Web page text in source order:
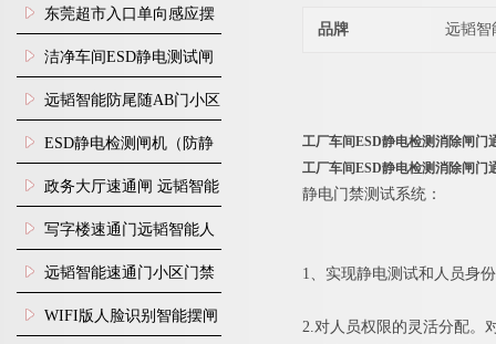
装
东莞超市入口单向感应摆
闸安装
洁净车间ESD静电测试闸
机
远韬智能防尾随AB门小区
门禁闸机安装
​ESD静电检测闸机（防静
电门禁通道系统）
政务大厅速通闸 远韬智能
防尾随静音速通门
写字楼速通门远韬智能人
脸识别快速通道闸
远韬智能速通门小区门禁
闸机食堂消费摆闸
WIFI版人脸识别智能摆闸
品牌 远韬智
工厂车间ESD静电检测消除闸门
工厂车间ESD静电检测消除闸门
静电门禁测试系统：
1、实现静电测试和人员身
2.对人员权限的灵活分配。